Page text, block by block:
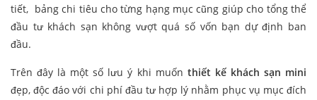
tiết, bảng chi tiêu cho từng hạng mục cũng giúp cho tổng thể
đầu tư khách sạn không vượt quá số vốn bạn dự định ban
đầu.
Trên đây là một số lưu ý khi muốn thiết kế khách sạn mini
đẹp, độc đáo với chi phí đầu tư hợp lý nhằm phục vụ mục đích